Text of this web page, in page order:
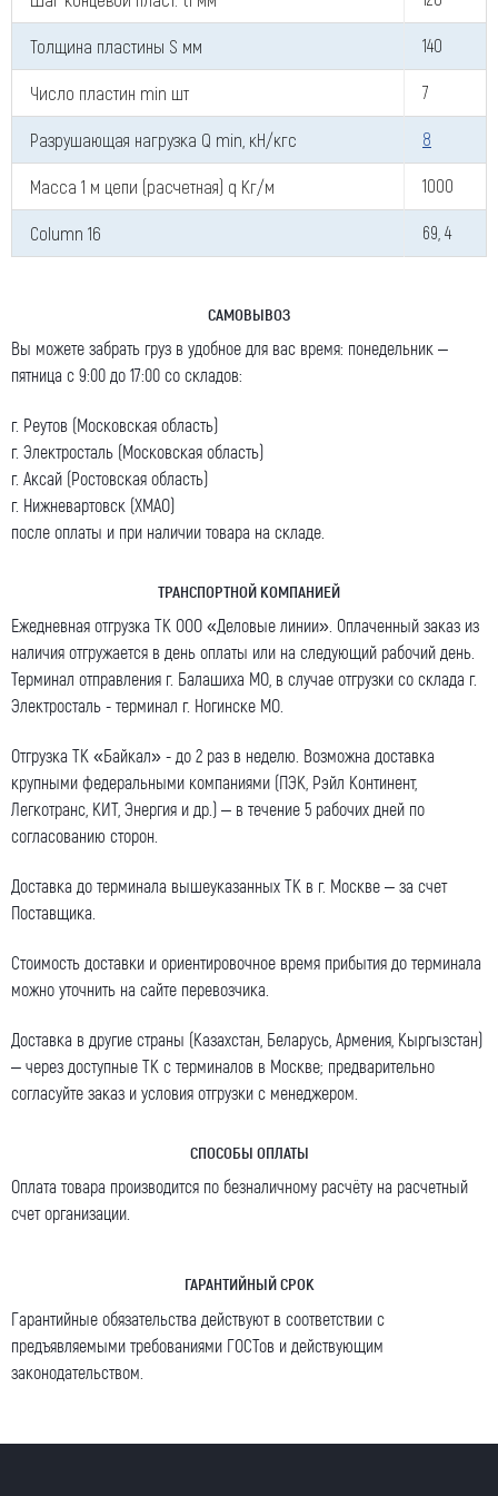
Толщина пластины S мм 140
Число пластин min шт 7
Разрушающая нагрузка Q min, кН/кгс 8
Масса 1 м цепи (расчетная) q Кг/м 1000
Column 16 69, 4
САМОВЫВОЗ
Вы можете забрать груз в удобное для вас время: понедельник –
пятница с 9:00 до 17:00 со складов:
г. Реутов (Московская область)
г. Электросталь (Московская область)
г. Аксай (Ростовская область)
г. Нижневартовск (ХМАО)
после оплаты и при наличии товара на складе.
ТРАНСПОРТНОЙ КОМПАНИЕЙ
Ежедневная отгрузка ТК ООО «Деловые линии». Оплаченный заказ из
наличия отгружается в день оплаты или на следующий рабочий день.
Терминал отправления г. Балашиха МО, в случае отгрузки со склада г.
Электросталь - терминал г. Ногинске МО.
Отгрузка ТК «Байкал» - до 2 раз в неделю. Возможна доставка
крупными федеральными компаниями (ПЭК, Рэйл Континент,
Легкотранс, КИТ, Энергия и др.) – в течение 5 рабочих дней по
согласованию сторон.
Доставка до терминала вышеуказанных ТК в г. Москве – за счет
Поставщика.
Стоимость доставки и ориентировочное время прибытия до терминала
можно уточнить на сайте перевозчика.
Доставка в другие страны (Казахстан, Беларусь, Армения, Кыргызстан)
– через доступные ТК с терминалов в Москве; предварительно
согласуйте заказ и условия отгрузки с менеджером.
СПОСОБЫ ОПЛАТЫ
Оплата товара производится по безналичному расчёту на расчетный
счет организации.
ГАРАНТИЙНЫЙ СРОК
Гарантийные обязательства действуют в соответствии с
предъявляемыми требованиями ГОСТов и действующим
законодательством.
Я даю согласие на обработку моих персональных
данных (ФИО/Компания, телефон, email) компанией
ООО «ЦЕПЬИНВЕСТ».
Посмотреть текст согласия